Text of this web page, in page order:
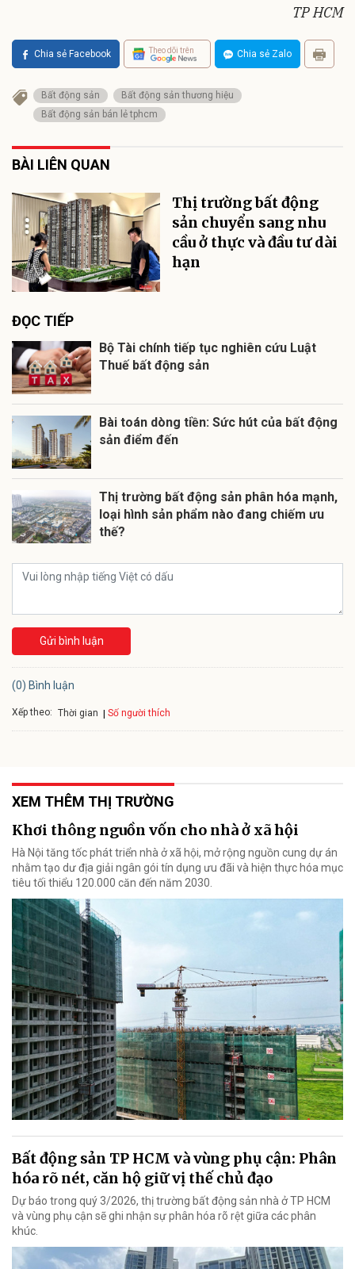
TP HCM
Chia sẻ Facebook Theo dõi trên Chia sẻ Zalo
Bất động sản
Bất động sản thương hiệu
Bất động sản bán lẻ tphcm
BÀI LIÊN QUAN
Thị trường bất động
sản chuyển sang nhu
cầu ở thực và đầu tư dài
hạn
ĐỌC TIẾP
Bộ Tài chính tiếp tục nghiên cứu Luật
Thuế bất động sản
Bài toán dòng tiền: Sức hút của bất động
sản điểm đến
Thị trường bất động sản phân hóa mạnh,
loại hình sản phẩm nào đang chiếm ưu
thế?
Gửi bình luận
(0) Bình luận
Xếp theo: Thời gian Số người thích
XEM THÊM THỊ TRƯỜNG
Khơi thông nguồn vốn cho nhà ở xã hội
Hà Nội tăng tốc phát triển nhà ở xã hội, mở rộng nguồn cung dự án
nhằm tạo dư địa giải ngân gói tín dụng ưu đãi và hiện thực hóa mục
tiêu tối thiểu 120.000 căn đến năm 2030.
Bất động sản TP HCM và vùng phụ cận: Phân
hóa rõ nét, căn hộ giữ vị thế chủ đạo
Dự báo trong quý 3/2026, thị trường bất động sản nhà ở TP HCM
và vùng phụ cận sẽ ghi nhận sự phân hóa rõ rệt giữa các phân
khúc.